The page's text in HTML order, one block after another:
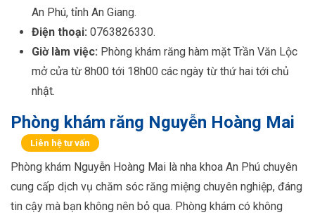
An Phú, tỉnh An Giang.
Điện thoại: 0763826330.
Giờ làm việc: Phòng khám răng hàm mặt Trần Văn Lộc
mở cửa từ 8h00 tới 18h00 các ngày từ thứ hai tới chủ
nhật.
Phòng khám răng Nguyễn Hoàng Mai
Liên hệ tư vấn
Phòng khám Nguyễn Hoàng Mai là nha khoa An Phú chuyên
cung cấp dịch vụ chăm sóc răng miệng chuyên nghiệp, đáng
tin cậy mà bạn không nên bỏ qua. Phòng khám có không